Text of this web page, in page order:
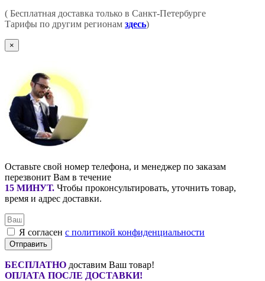
( Бесплатная доставка только в Санкт-Петербурге
Тарифы по другим регионам здесь)
×
Оставьте свой номер телефона, и менеджер по заказам
перезвонит Вам в течение
15 МИНУТ. Чтобы проконсультировать, уточнить товар,
время и адрес доставки.
Я согласен с политикой конфиденциальности
Отправить
БЕСПЛАТНО доставим Ваш товар!
ОПЛАТА ПОСЛЕ ДОСТАВКИ!